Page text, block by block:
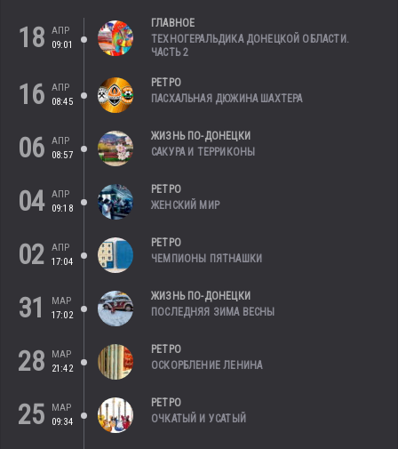
18
АПР
09:01
ГЛАВНОЕ
ТЕХНОГЕРАЛЬДИКА ДОНЕЦКОЙ ОБЛАСТИ.
ЧАСТЬ 2
16
АПР
08:45
РЕТРО
ПАСХАЛЬНАЯ ДЮЖИНА ШАХТЕРА
06
АПР
08:57
ЖИЗНЬ ПО-ДОНЕЦКИ
САКУРА И ТЕРРИКОНЫ
04 АПР
09:18
РЕТРО
ЖЕНСКИЙ МИР
02
АПР
17:04
РЕТРО
ЧЕМПИОНЫ ПЯТНАШКИ
31
МАР
17:02
ЖИЗНЬ ПО-ДОНЕЦКИ
ПОСЛЕДНЯЯ ЗИМА ВЕСНЫ
28
МАР
21:42
РЕТРО
ОСКОРБЛЕНИЕ ЛЕНИНА
25
МАР
09:34
РЕТРО
ОЧКАТЫЙ И УСАТЫЙ